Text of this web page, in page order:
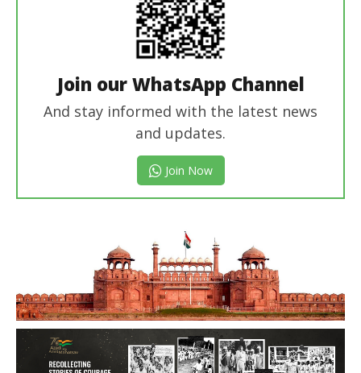
Join our WhatsApp Channel
And stay informed with the latest news
and updates.
Join Now